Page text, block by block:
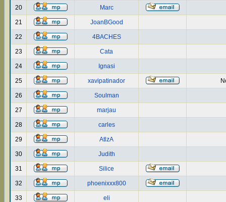
20 Marc
21 JoanBGood
22 4BACHES
23 Cata
24 Ignasi
25 xavipatinador
26 Soulman
27 marjau
28 carles
29 AtlzA
30 Judith
31 Silice
32 phoenixxx800
33 eli